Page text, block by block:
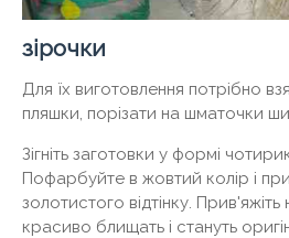
зірочки
Для їх виготовлення потрібно
пляшки, порізати на шматочки
Зігніть заготовки у формі
Пофарбуйте в жовтий колір і
золотистого відтінку. Прив'яжіть
красиво блищать і стануть